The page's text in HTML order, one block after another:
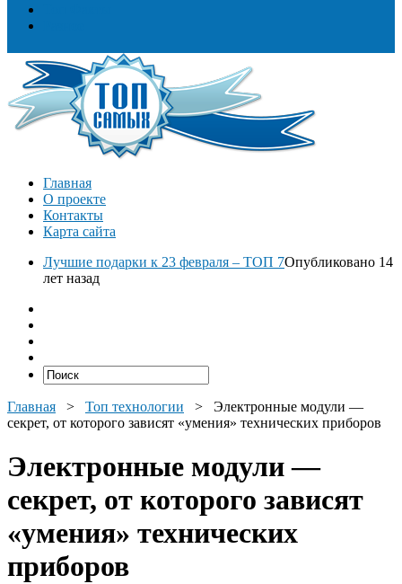
Главная
О проекте
Контакты
Карта сайта
Лучшие подарки к 23 февраля – ТОП 7Опубликовано 14
лет назад
Главная > Топ технологии > Электронные модули —
секрет, от которого зависят «умения» технических приборов
Электронные модули —
секрет, от которого зависят
«умения» технических
приборов